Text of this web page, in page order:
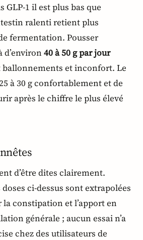
GLP-1 il est plus bas que
ralenti retient plus
fermentation. Pousser
d’environ 40 à 50 g par jour
ballonnements et inconfort. Le
à 30 g confortablement et de
après le chiffre le plus élevé
d’être dites clairement.
ci-dessus sont extrapolées
constipation et l’apport en
générale ; aucun essai n’a
chez des utilisateurs de